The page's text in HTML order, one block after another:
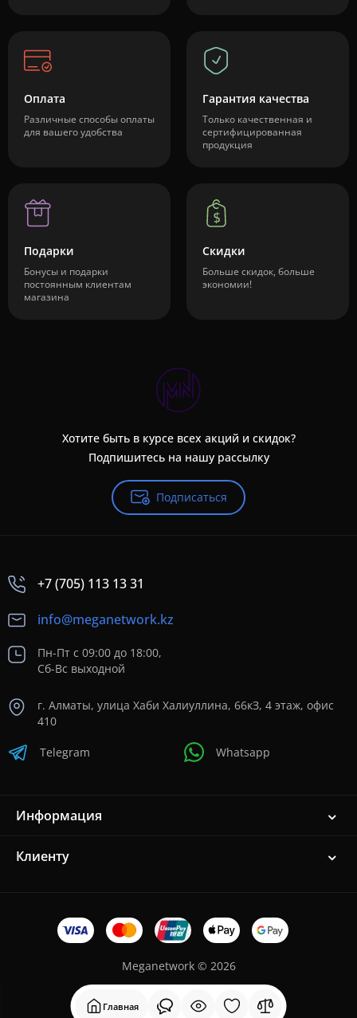
Главная
Оплата
Различные способы оплаты
для вашего удобства
Гарантия качества
Только качественная и
сертифицированная
продукция
Подарки
Бонусы и подарки
постоянным клиентам
магазина
Скидки
Больше скидок, больше
экономии!
Хотите быть в курсе всех акций и скидок?
Подпишитесь на нашу рассылку
Подписаться
+7 (705) 113 13 31
info@meganetwork.kz
Пн-Пт с 09:00 до 18:00,
Сб-Вс выходной
г. Алматы, улица Хаби Халиуллина, 66кЗ, 4 этаж, офис
410
Telegram Whatsapp
Информация
Клиенту
Meganetwork © 2026